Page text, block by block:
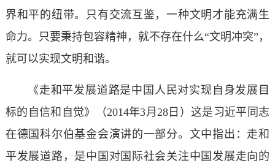
界和平的纽带。只有交流互鉴，一种文明才能充满生
命力。只要秉持包容精神，就不存在什么“文明冲突”，
就可以实现文明和谐。
《走和平发展道路是中国人民对实现自身发展目
标的自信和自觉》（2014年3月28日）这是习近平同志
在德国科尔伯基金会演讲的一部分。文中指出：走和
平发展道路，是中国对国际社会关注中国发展走向的